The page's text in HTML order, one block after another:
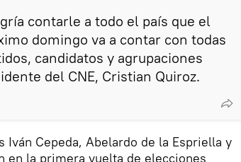
contarle a todo el país que el
domingo va a contar con todas
candidatos y agrupaciones
del CNE, Cristian Quiroz.
Iván Cepeda, Abelardo de la Espriella y
en la primera vuelta de elecciones